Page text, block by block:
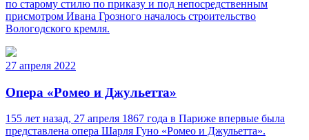
по старому стилю по приказу и под непосредственным
присмотром Ивана Грозного началось строительство
Вологодского кремля.
27 апреля 2022
Опера «Ромео и Джульетта»
155 лет назад, 27 апреля 1867 года в Париже впервые была
представлена опера Шарля Гуно «Ромео и Джульетта».